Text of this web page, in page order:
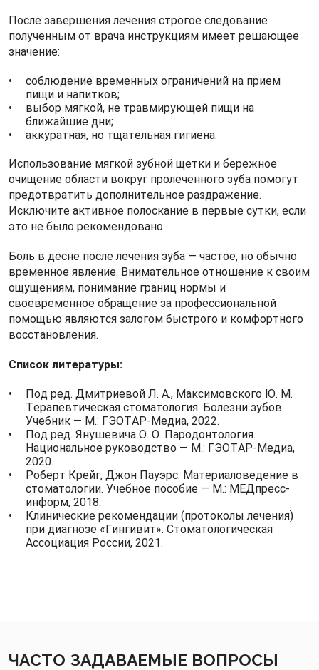
После завершения лечения строгое следование
полученным от врача инструкциям имеет решающее
значение:
соблюдение временных ограничений на прием
пищи и напитков;
выбор мягкой, не травмирующей пищи на
ближайшие дни;
аккуратная, но тщательная гигиена.
Использование мягкой зубной щетки и бережное
очищение области вокруг пролеченного зуба помогут
предотвратить дополнительное раздражение.
Исключите активное полоскание в первые сутки, если
это не было рекомендовано.
Боль в десне после лечения зуба — частое, но обычно
временное явление. Внимательное отношение к своим
ощущениям, понимание границ нормы и
своевременное обращение за профессиональной
помощью являются залогом быстрого и комфортного
восстановления.
Список литературы:
Под ред. Дмитриевой Л. А., Максимовского Ю. М.
Терапевтическая стоматология. Болезни зубов.
Учебник — М.: ГЭОТАР-Медиа, 2022.
Под ред. Янушевича О. О. Пародонтология.
Национальное руководство — М.: ГЭОТАР-Медиа,
2020.
Роберт Крейг, Джон Пауэрс. Материаловедение в
стоматологии. Учебное пособие — М.: МЕДпресс-
информ, 2018.
Клинические рекомендации (протоколы лечения)
при диагнозе «Гингивит». Стоматологическая
Ассоциация России, 2021.
ЧАСТО ЗАДАВАЕМЫЕ ВОПРОСЫ